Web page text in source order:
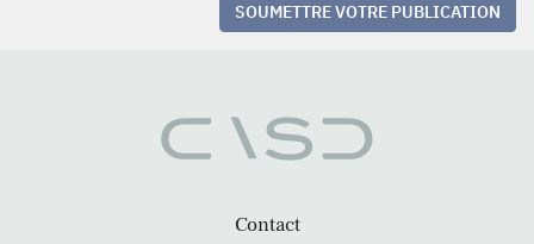
SOUMETTRE VOTRE PUBLICATION
Contact